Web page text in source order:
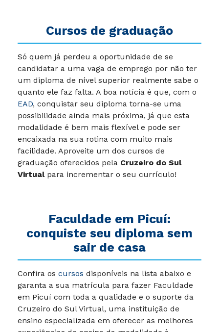
Cursos de graduação
Só quem já perdeu a oportunidade de se
candidatar a uma vaga de emprego por não ter
um diploma de nível superior realmente sabe o
quanto ele faz falta. A boa notícia é que, com o
EAD, conquistar seu diploma torna-se uma
possibilidade ainda mais próxima, já que esta
modalidade é bem mais flexível e pode ser
encaixada na sua rotina com muito mais
facilidade. Aproveite um dos cursos de
graduação oferecidos pela Cruzeiro do Sul
Virtualpara incrementar o seu currículo!
Faculdade em Picuí:
conquiste seu diploma sem
sair de casa
Confira os cursos disponíveis na lista abaixo e
garanta a sua matrícula para fazer Faculdade
em Picuí com toda a qualidade e o suporte da
Cruzeiro do Sul Virtual, uma instituição de
ensino especializada em oferecer as melhores